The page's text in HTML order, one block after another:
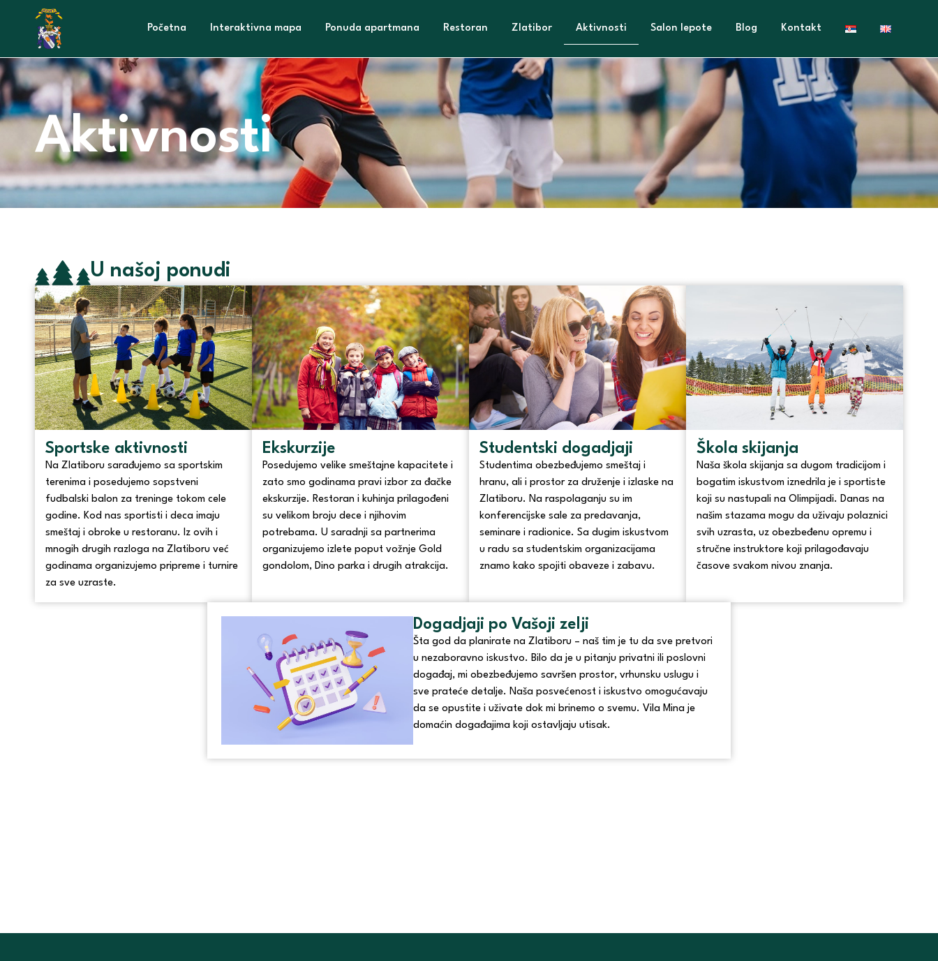
Početna Interaktivna mapa Ponuda apartmana Restoran Zlatibor Aktivnosti Salon lepote Blog Kontakt
Aktivnosti
U našoj ponudi
Sportske aktivnosti
Na Zlatiboru sarađujemo sa sportskim
terenima i posedujemo sopstveni
fudbalski balon za treninge tokom cele
godine. Kod nas sportisti i deca imaju
smeštaj i obroke u restoranu. Iz ovih i
mnogih drugih razloga na Zlatiboru već
godinama organizujemo pripreme i turnire
za sve uzraste.
Ekskurzije
Posedujemo velike smeštajne kapacitete i
zato smo godinama pravi izbor za đačke
ekskurzije. Restoran i kuhinja prilagođeni
su velikom broju dece i njihovim
potrebama. U saradnji sa partnerima
organizujemo izlete poput vožnje Gold
gondolom, Dino parka i drugih atrakcija.
Studentski dogadjaji
Studentima obezbeđujemo smeštaj i
hranu, ali i prostor za druženje i izlaske na
Zlatiboru. Na raspolaganju su im
konferencijske sale za predavanja,
seminare i radionice. Sa dugim iskustvom
u radu sa studentskim organizacijama
znamo kako spojiti obaveze i zabavu.
Škola skijanja
Naša škola skijanja sa dugom tradicijom i
bogatim iskustvom iznedrila je i sportiste
koji su nastupali na Olimpijadi. Danas na
našim stazama mogu da uživaju polaznici
svih uzrasta, uz obezbeđenu opremu i
stručne instruktore koji prilagođavaju
časove svakom nivou znanja.
Dogadjaji po Vašoji zelji
Šta god da planirate na Zlatiboru – naš tim je tu da sve pretvori
u nezaboravno iskustvo. Bilo da je u pitanju privatni ili poslovni
događaj, mi obezbeđujemo savršen prostor, vrhunsku uslugu i
sve prateće detalje. Naša posvećenost i iskustvo omogućavaju
da se opustite i uživate dok mi brinemo o svemu. Vila Mina je
domaćin događajima koji ostavljaju utisak.